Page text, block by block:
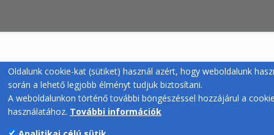
Oldalunk cookie-kat (sütiket) használ azért, hogy weboldalunk
során a lehető legjobb élményt tudjuk biztosítani.
A weboldalunkon történő további böngészéssel hozzájárul a
használatához. További információk